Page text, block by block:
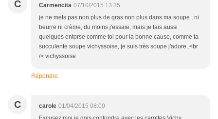
C Carmencita 07/10/2015 13:35
je ne mets pas non plus de gras non plus dans ma soupe , ni
beurre ni crème, du moins j'essaie, mais je fais aussi
quelques entorse comme toi pour la bonne cause, comme ta
succulente soupe vichyssoise, je suis très soupe j'adore..<br
/> vichyssoise
Répondre
C carole 01/04/2015 08:00